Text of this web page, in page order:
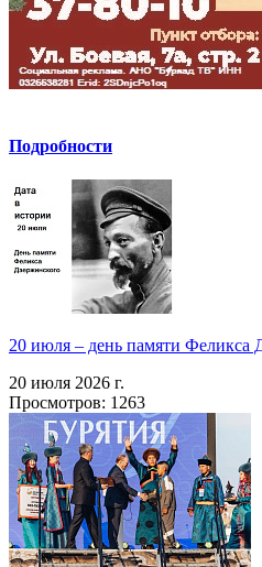
Подробности
20 июля – день памяти Феликса
20 июля 2026 г.
Просмотров: 1263